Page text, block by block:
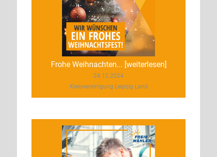
Frohe Weihnachten... [weiterlesen]
24.12.2024
Kreisvereinigung Leipzig Land